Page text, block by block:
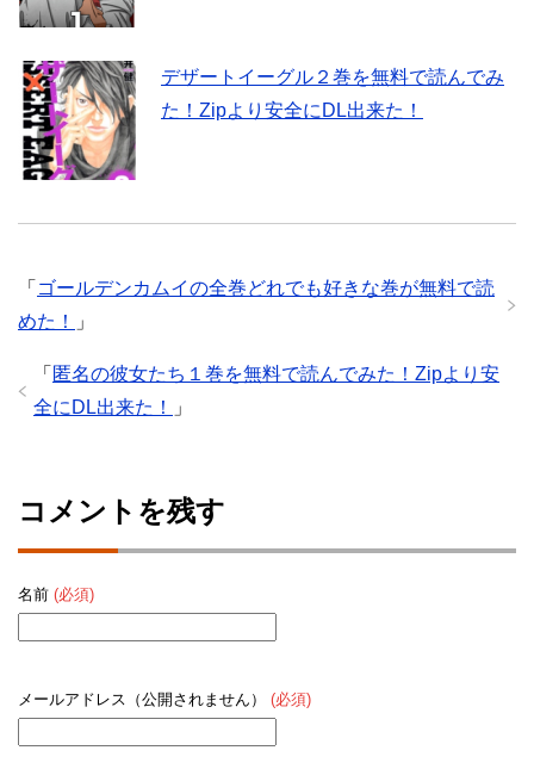
デザートイーグル２巻を無料で読んでみ
た！Zipより安全にDL出来た！
「 ゴールデンカムイの全巻どれでも好きな巻が無料で読
めた！
」
「 匿名の彼女たち１巻を無料で読んでみた！Zipより安
全にDL出来た！
」
コメントを残す
名前 (必須)
メールアドレス（公開されません） (必須)